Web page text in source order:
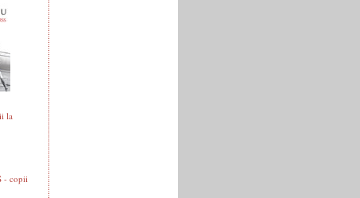
la
- copii